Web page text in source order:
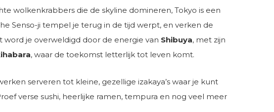
wolkenkrabbers die de skyline domineren, Tokyo is een
Senso-ji tempel je terug in de tijd werpt, en verken de
je overweldigd door de energie van Shibuya, met zijn
, waar de toekomst letterlijk tot leven komt.
serveren tot kleine, gezellige izakaya’s waar je kunt
verse sushi, heerlijke ramen, tempura en nog veel meer